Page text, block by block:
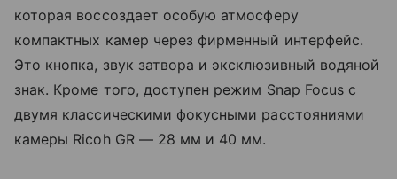
которая воссоздает особую атмосферу
компактных камер через фирменный интерфейс.
Это кнопка, звук затвора и эксклюзивный водяной
знак. Кроме того, доступен режим Snap Focus с
двумя классическими фокусными расстояниями
камеры Ricoh GR — 28 мм и 40 мм.